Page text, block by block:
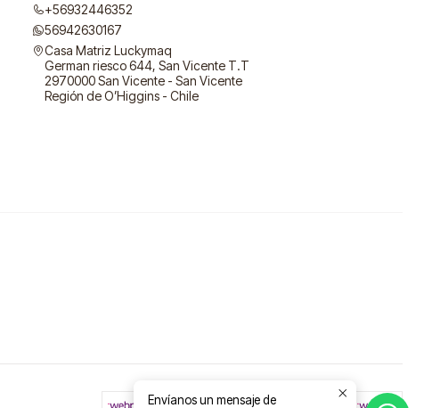
+56932446352
56942630167
Casa Matriz Luckymaq
German riesco 644, San Vicente T.T
2970000 San Vicente - San Vicente
Región de O’Higgins - Chile
Envíanos un mensaje de